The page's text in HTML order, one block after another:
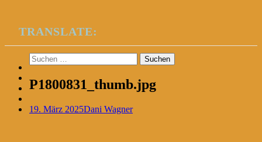
TRANSLATE:
Suchen
nach:
P1800831_thumb.jpg
19. März 2025Dani Wagner